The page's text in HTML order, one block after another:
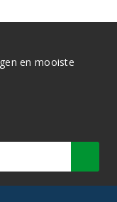
en mooiste